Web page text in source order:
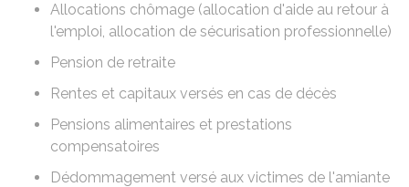
Allocations chômage (allocation d'aide au retour à
l'emploi, allocation de sécurisation professionnelle)
Pension de retraite
Rentes et capitaux versés en cas de décès
Pensions alimentaires et prestations
compensatoires
Dédommagement versé aux victimes de l'amiante